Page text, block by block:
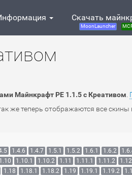
Скачать
MoonLauncher
Майнкрафт PE 1.1.5 c Креативом
же теперь отображаются все
1.4.6 1.4.7 1.5.1 1.5.2 1.6.1 1.6.2
1.10 1.10.1 1.10.2 1.11 1.11.1 1.11.2 1.12
1.18 1.18.1 1.18.2 1.19 1.19.1 1.19.2